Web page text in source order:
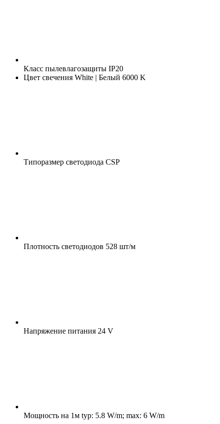
Класс пылевлагозащиты IP20
Цвет свечения White | Белый 6000 K
Типоразмер светодиода CSP
Плотность светодиодов 528 шт/м
Напряжение питания 24 V
Мощность на 1м typ: 5.8 W/m; max: 6 W/m